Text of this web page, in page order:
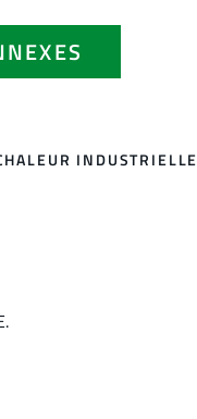
INDUSTRIELLE